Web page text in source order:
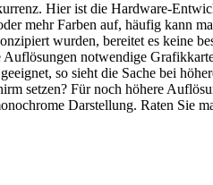
Hier ist die Hardware-
mehr Farben auf, häufig kann
wurden, bereitet es keine
notwendige
so sieht die Sache bei
setzen? Für noch höhere
Darstellung. Raten Sie